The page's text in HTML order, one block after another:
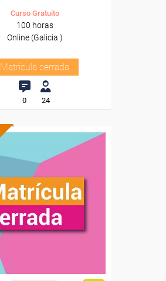
Curso Gratuito
100 horas
Online (Galicia )
Matrícula cerrada
0 24